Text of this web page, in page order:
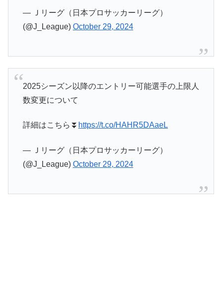
— Ｊリーグ（日本プロサッカーリーグ）
(@J_League) October 29, 2024
2025シーズン以降のエントリー可能選手の上限人
数変更について
詳細はこちら⏬️ https://t.co/HAHR5DAaeL
— Ｊリーグ（日本プロサッカーリーグ）
(@J_League) October 29, 2024